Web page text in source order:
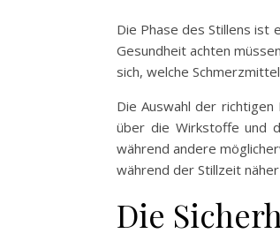
Die Phase des Stillens ist
Gesundheit achten
sich, welche
Die Auswahl der
über die Wirkstoffe und
während andere
während der Stillzeit
Die